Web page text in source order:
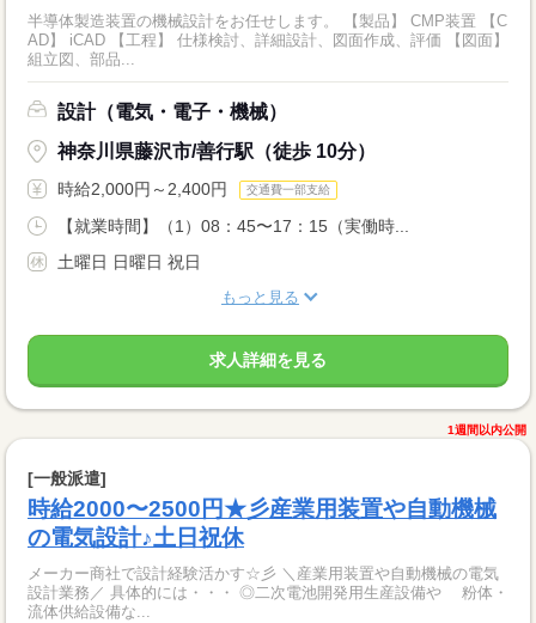
半導体製造装置の機械設計をお任せします。 【製品】 CMP装置 【C
AD】 iCAD 【工程】 仕様検討、詳細設計、図面作成、評価 【図面】
組立図、部品...
設計（電気・電子・機械）
神奈川県藤沢市/善行駅（徒歩 10分）
時給2,000円～2,400円 交通費一部支給
【就業時間】（1）08：45〜17：15（実働時...
土曜日 日曜日 祝日
もっと見る
求人詳細を見る
1週間以内公開
[一般派遣]
時給2000〜2500円★彡産業用装置や自動機械
の電気設計♪土日祝休
メーカー商社で設計経験活かす☆彡 ＼産業用装置や自動機械の電気
設計業務／ 具体的には・・・ ◎二次電池開発用生産設備や 粉体・
流体供給設備な...